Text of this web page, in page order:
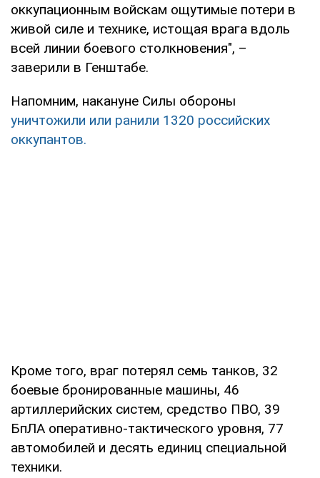
оккупационным войскам ощутимые потери в
живой силе и технике, истощая врага вдоль
всей линии боевого столкновения", –
заверили в Генштабе.
Напомним, накануне Силы обороны
уничтожили или ранили 1320 российских
оккупантов.
Кроме того, враг потерял семь танков, 32
боевые бронированные машины, 46
артиллерийских систем, средство ПВО, 39
БпЛА оперативно-тактического уровня, 77
автомобилей и десять единиц специальной
техники.